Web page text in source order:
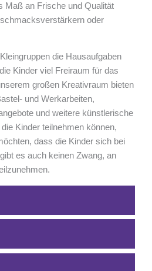
Maß an Frische und Qualität
oder
die Hausaufgaben
Kinder viel Freiraum für das
großen Kreativraum bieten
und Werkarbeiten,
und weitere künstlerische
Kinder teilnehmen können,
dass die Kinder sich bei
es auch keinen Zwang, an